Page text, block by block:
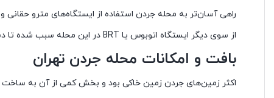
راهی آسان‌تر به محله جردن استفاده از ایستگاه‌های مترو حقانی
از سوی دیگر ایستگاه اتوبوس یا BRT در این محله سبب شده تا دسترسی‌ها برای ساکنین آسان شود.
بافت و امکانات محله جردن تهران